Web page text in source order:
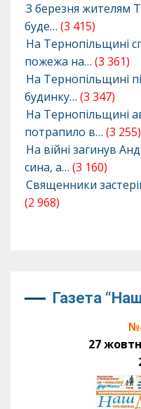
З березня жителям
буде… (3 415)
На Тернопільщині
пожежа на… (3 361)
На Тернопільщині
будинку… (3 347)
На Тернопільщині
потрапило в… (3 255)
На війні загинув
сина, а… (3 160)
Священники
(2 968)
Газета
27